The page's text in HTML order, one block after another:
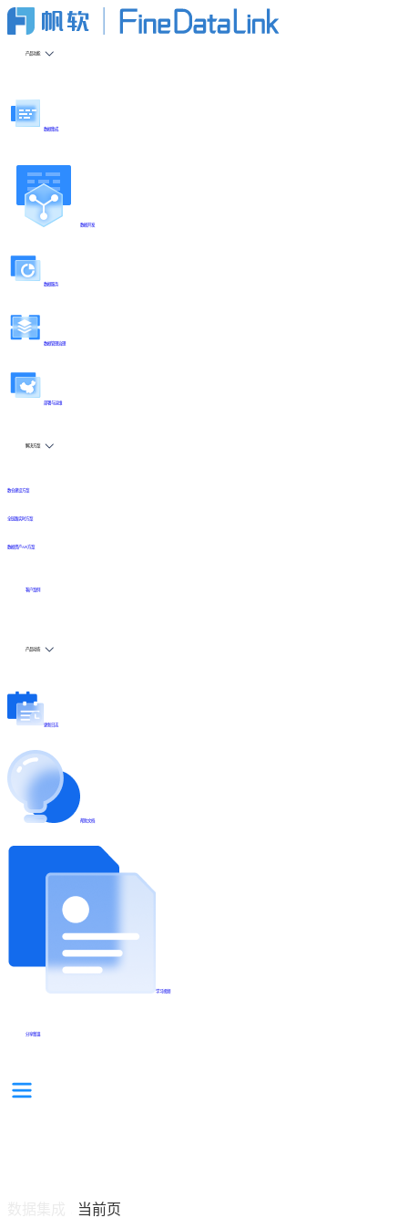
产品功能
数据集成
数据开发
数据服务
数据管理治理
部署与运维
解决方案
数仓建设方案
全链路实时方案
数据资产API方案
客户案例
产品动态
更新日志
帮助文档
学习视频
分享集锦
当前页